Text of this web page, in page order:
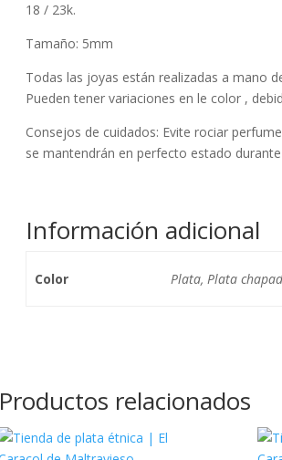
18 / 23k.
Tamaño: 5mm
Todas las joyas están realizadas a mano
Pueden tener variaciones en le color ,
Consejos de cuidados: Evite rociar
se mantendrán en perfecto estado
Información adicional
Color Plata, Plata
Productos relacionados